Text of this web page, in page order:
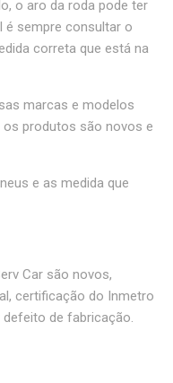
o aro da roda pode ter
é sempre consultar o
correta que está na
marcas e modelos
os produtos são novos e
e as medida que
Car são novos,
certificação do Inmetro
defeito de fabricação.